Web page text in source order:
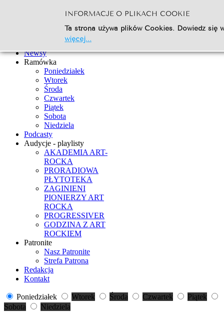
Go
Strona Główna
Newsy
Ramówka
Poniedziałek
Wtorek
Środa
Czwartek
Piątek
Sobota
Niedziela
Podcasty
Audycje - playlisty
AKADEMIA ART-
ROCKA
PRORADIOWA
PŁYTOTEKA
ZAGINIENI
PIONIERZY ART
ROCKA
PROGRESSIVER
GODZINA Z ART
ROCKIEM
Patronite
Nasz Patronite
Strefa Patrona
Redakcja
Kontakt
Poniedziałek Wtorek Środa Czwartek
Piątek
Sobota
Niedziela
INFORMACJE O PLIKACH COOKIE
Ta strona używa plików Cookies. Dowiedz
więcej...